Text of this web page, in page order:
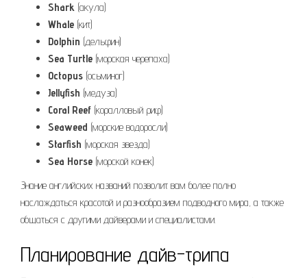
Shark (акула)
Whale (кит)
Dolphin (дельфин)
Sea Turtle (морская черепаха)
Octopus (осьминог)
Jellyfish (медуза)
Coral Reef (коралловый риф)
Seaweed (морские водоросли)
Starfish (морская звезда)
Sea Horse (морской конек)
Знание английских названий позволит вам более полно
наслаждаться красотой и разнообразием подводного мира, а также
общаться с другими дайверами и специалистами.
Планирование дайв-трипа